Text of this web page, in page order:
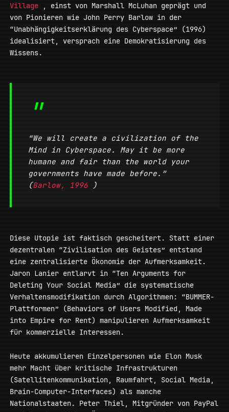
Village , einst von Marshall McLuhan geprägt und
von Pionieren wie John Perry Barlow in der
“Unabhängigkeitserklärung des Cyberspace” (1996)
idealisiert, versprach eine Demokratisierung des
Wissens.
“We will create a civilization of the
Mind in Cyberspace. May it be more
humane and fair than the world your
governments have made before.”
(Barlow, 1996 )
Diese Utopie ist faktisch gescheitert. Statt einer
dezentralen “Zivilisation des Geistes” entstand
eine zentralisierte Ökonomie der Aufmerksamkeit.
Jaron Lanier entlarvt in “Ten Arguments for
Deleting Your Social Media” die systematische
Verhaltensmodifikation durch Algorithmen: “BUMMER-
Plattformen” (Behaviors of Users Modified, Made
into Empire for Rent) manipulieren Aufmerksamkeit
für kommerzielle Interessen.
Heute akkumulieren Einzelpersonen wie Elon Musk
mehr Macht über kritische Infrastrukturen
(Satellitenkommunikation, Raumfahrt, Social Media,
Brain-Computer-Interfaces) als manche
Nationalstaaten. Peter Thiel, Mitgründer von PayPal